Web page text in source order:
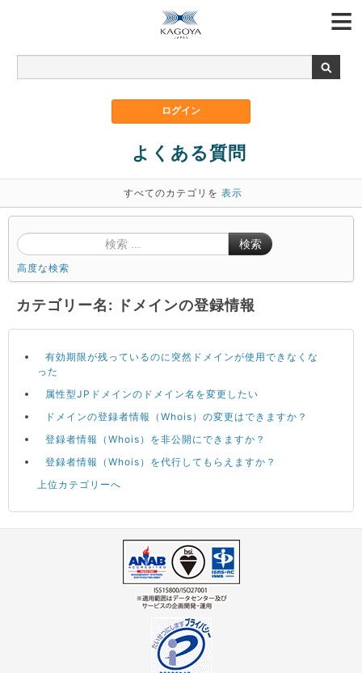
よくある質問
すべてのカテゴリを 表示
検索
高度な検索
カテゴリー名: ドメインの登録情報
有効期限が残っているのに突然ドメインが使用できなくな
った
属性型JPドメインのドメイン名を変更したい
ドメインの登録者情報（Whois）の変更はできますか？
登録者情報（Whois）を非公開にできますか？
登録者情報（Whois）を代行してもらえますか？
上位カテゴリーへ